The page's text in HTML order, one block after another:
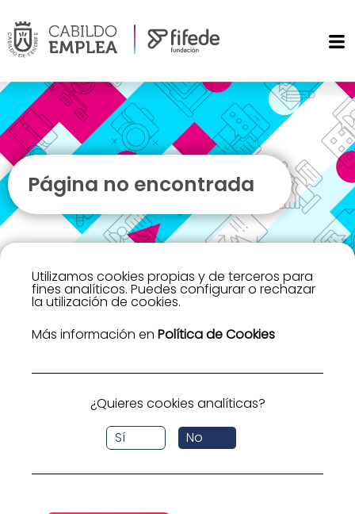
Página no encontrada
Utilizamos cookies propias y de terceros para
fines analíticos. Puedes configurar o rechazar
la utilización de cookies.
Más información en Política de Cookies
Sí No
¿Quieres cookies analíticas?